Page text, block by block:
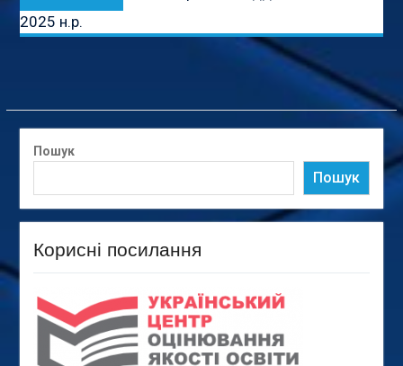
2025 н.р.
Пошук
Пошук
Корисні посилання